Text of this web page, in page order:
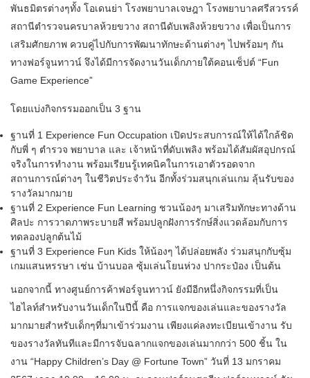
พันธมิตรต่างๆทั้ง โอเดนย่า โรงพยาบาลเจษฎา โรงพยาบาลศรีสวรรค์
สถานีตำรวจนครบาลห้วยขวาง สถานีดับเพลิงห้วยขวาง เพื่อเป็นการ
เสริมศักยภาพ ควบคู่ไปกับการพัฒนาทักษะด้านต่างๆ ไปพร้อมๆ กัน
ทางฟอร์จูนทาวน์ จึงได้มีการจัดงานวันเด็กภายใต้คอนเซ็ปต์ “Fun
Game Experience”
โดยแบ่งกิจกรรมออกเป็น 3 ฐาน
ฐานที่ 1 Experience Fun Occupation เปิดประสบการณ์ให้ได้ใกล้ชิด
กับพี่ ๆ ตำรวจ พยาบาล และ เจ้าหน้าที่ดับเพลิง พร้อมได้สัมผัสอุปกรณ์
จริงในการทำงาน พร้อมเรียนรู้เทคนิคในการเอาตัวรอดจาก
สถานการณ์ต่างๆ ในชีวิตประจำวัน อีกทั้งร่วมสนุกเล่นเกม ลุ้นรับของ
รางวัลมากมาย
ฐานที่ 2 Experience Fun Learning ชวนน้องๆ มาเสริมทักษะทางด้าน
ศิลปะ การวาดภาพระบายสี พร้อมปลูกฝังการรักษ์สิ่งแวดล้อมกับการ
ทดลองปลูกต้นไม้
ฐานที่ 3 Experience Fun Kids ให้น้องๆ ได้ปล่อยพลัง ร่วมสนุกกับซุ้ม
เกมแสนหรรษา เช่น บ้านบอล ซุ้มเล่นโยนห่วง ปากระป๋อง เป็นต้น
นอกจากนี้ ทางศูนย์การค้าฟอร์จูนทาวน์ ยังมีอีกหนึ่งกิจกรรมที่เป็น
ไฮไลท์สำหรับงานวันเด็กในปีนี้ คือ การแจกของเล่นและของรางวัล
มากมายสำหรับเด็กๆที่มาเข้าร่วมงาน เพียงแค่ลงทะเบียนเข้างาน รับ
ของรางวัลทันทีและมีการจับฉลากแจกของเล่นมากกว่า 500 ชิ้น ใน
งาน “Happy Children’s Day @ Fortune Town” วันที่ 13 มกราคม